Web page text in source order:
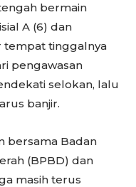
bermain
A (6) dan
tempat tinggalnya
pengawasan
selokan, lalu
banjir.
bersama Badan
(BPBD) dan
masih terus